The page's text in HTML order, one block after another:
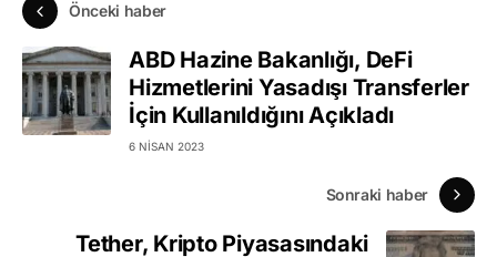
Önceki haber
ABD Hazine Bakanlığı, DeFi
Hizmetlerini Yasadışı Transferler
İçin Kullanıldığını Açıkladı
6 NISAN 2023
Sonraki haber
Tether, Kripto Piyasasındaki